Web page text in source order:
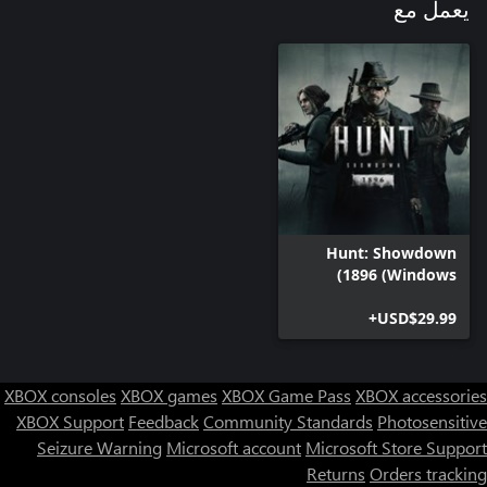
يعمل مع
Hunt: Showdown
1896 (Windows)
USD$29.99+
XBOX consoles XBOX games XBOX Game Pass XBOX accessories
XBOX Support FeedbackCommunity Standards Photosensitive
Seizure Warning Microsoft account Microsoft Store Support
Returns Orders tracking